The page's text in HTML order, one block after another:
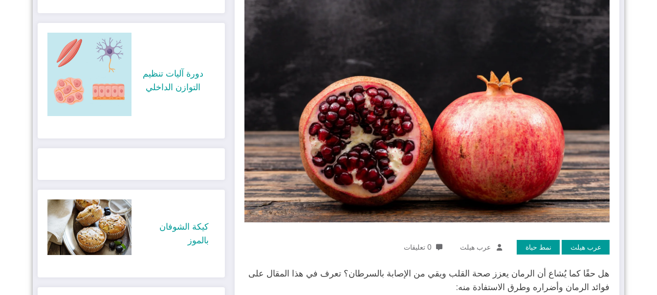
عرب هيلث نمط حياة عرب هيلث 0 تعليقات
هل حقًا كما يُشاع أن الرمان يعزز صحة القلب ويقي من الإصابة بالسرطان؟ تعرف في هذا المقال على
فوائد الرمان وأضراره وطرق الاستفادة منه:
دورة آليات تنظيم
التوازن الداخلي
كيكة الشوفان
بالموز